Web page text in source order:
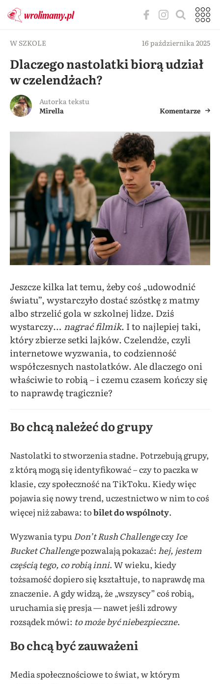
W SZKOLE 16 października 2025
Dlaczego nastolatki biorą udział
w czelendżach?
Autorka tekstu
Mirella
Komentarze
Jeszcze kilka lat temu, żeby coś „udowodnić
światu”, wystarczyło dostać szóstkę z matmy
albo strzelić gola w szkolnej lidze. Dziś
wystarczy… nagrać filmik. I to najlepiej taki,
który zbierze setki lajków. Czelendże, czyli
internetowe wyzwania, to codzienność
współczesnych nastolatków. Ale dlaczego oni
właściwie to robią – i czemu czasem kończy się
to naprawdę tragicznie?
Bo chcą należeć do grupy
Nastolatki to stworzenia stadne. Potrzebują grupy,
z którą mogą się identyfikować – czy to paczka w
klasie, czy społeczność na TikToku. Kiedy więc
pojawia się nowy trend, uczestnictwo w nim to coś
więcej niż zabawa: tobilet do wspólnoty.
Wyzwania typuDon’t Rush ChallengeczyIce
Bucket Challengepozwalają pokazać: hej, jestem
częścią tego, co robią inni. W wieku, kiedy
tożsamość dopiero się kształtuje, to naprawdę ma
znaczenie. A gdy widzą, że „wszyscy” coś robią,
uruchamia się presja — nawet jeśli zdrowy
rozsądek mówi: to może być niebezpieczne.
Bo chcą być zauważeni
Media społecznościowe to świat, w którym